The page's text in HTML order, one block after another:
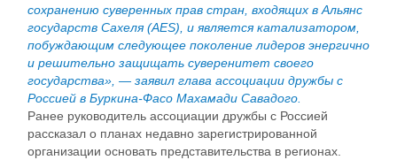
сохранению суверенных прав стран, входящих в Альянс
государств Сахеля (AES), и является катализатором,
побуждающим следующее поколение лидеров энергично
и решительно защищать суверенитет своего
государства», — заявил глава ассоциации дружбы с
Россией в Буркина-Фасо Махамади Савадого.
Ранее руководитель ассоциации дружбы с Россией
рассказал о планах недавно зарегистрированной
организации основать представительства в регионах.